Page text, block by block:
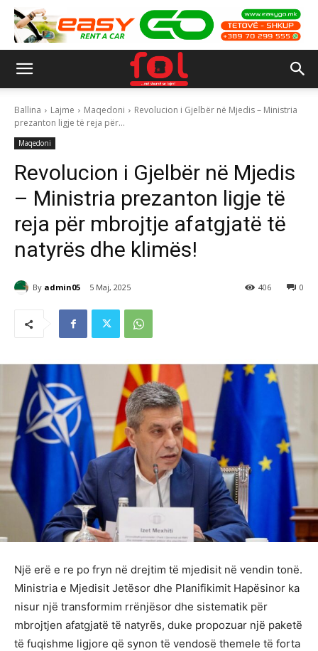
Ballina Lajme Maqedoni
Revolucion i Gjelbër në Mjedis – Ministria
prezanton ligje të reja për...
Maqedoni
Revolucion i Gjelbër në Mjedis
– Ministria prezanton ligje të
reja për mbrojtje afatgjatë të
natyrës dhe klimës!
By admin05 5 Maj, 2025 0
406
Një erë e re po fryn në drejtim të mjedisit në vendin tonë.
Ministria e Mjedisit Jetësor dhe Planifikimit Hapësinor ka
nisur një transformim rrënjësor dhe sistematik për
mbrojtjen afatgjatë të natyrës, duke propozuar një paketë
të fuqishme ligjore që synon të vendosë themele të forta